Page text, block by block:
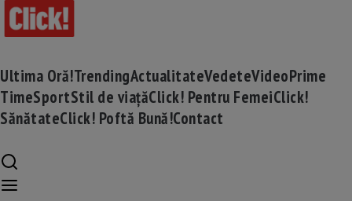
Ultima Oră!TrendingActualitateVedeteVideoPrime
TimeSportStil de viațăClick! Pentru FemeiClick!
SănătateClick! Poftă Bună!Contact